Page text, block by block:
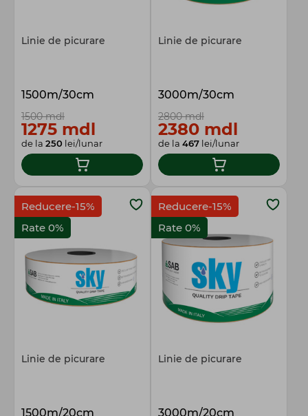
Linie de picurare
1500m/30cm
1500 mdl
1275 mdl
de la 250 lei/lunar
Linie de picurare
3000m/30cm
2800 mdl
2380 mdl
de la 467 lei/lunar
Reducere-15%
Rate 0%
Linie de picurare
1500m/20cm
Reducere-15%
Rate 0%
Linie de picurare
3000m/20cm